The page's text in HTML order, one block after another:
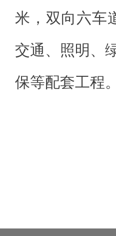
米，双向六车
交通、照明、
保等配套工程。